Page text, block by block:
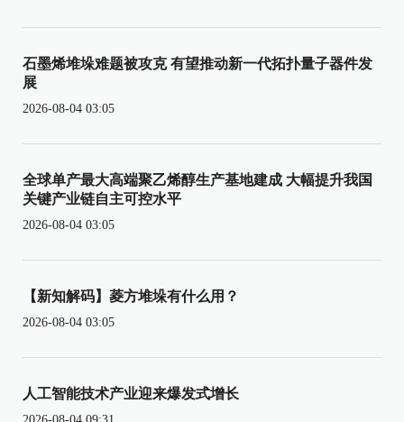
石墨烯堆垛难题被攻克 有望推动新一代拓扑量子器件发
展
2026-08-04 03:05
全球单产最大高端聚乙烯醇生产基地建成 大幅提升我国
关键产业链自主可控水平
2026-08-04 03:05
【新知解码】菱方堆垛有什么用？
2026-08-04 03:05
人工智能技术产业迎来爆发式增长